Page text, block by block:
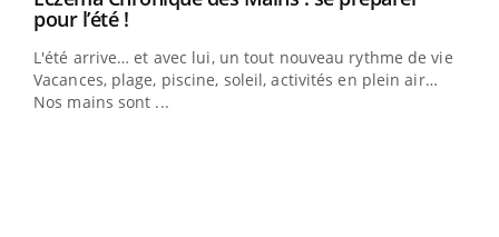
pour l’été !Youtube
L'été arrive… et avec lui, un tout nouveau rythme de vie !
Vacances, plage, piscine, soleil, activités en plein air…
Nos mains sont ...